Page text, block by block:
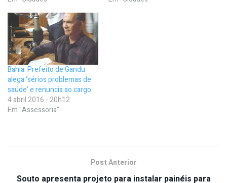
Bahia: Prefeito de Gandu
alega ‘sérios problemas de
saúde’ e renuncia ao cargo
4 abril 2016 - 20h12
Em "Assessoria"
Post Anterior
Souto apresenta projeto para instalar painéis para